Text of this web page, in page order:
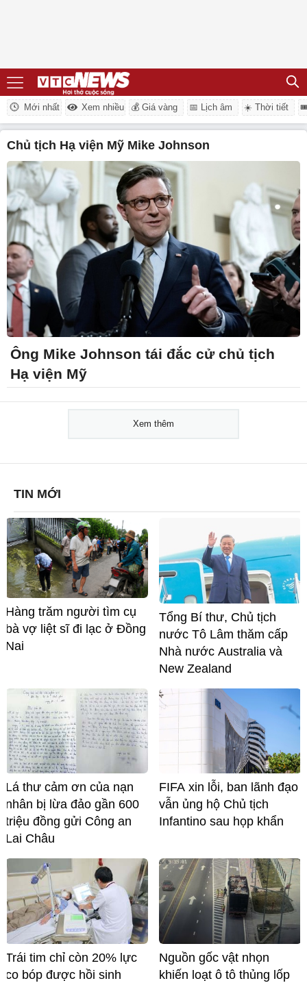
Mới nhất Xem nhiều 💰 Giá vàng 📅 Lịch âm ☀️ Thời tiết
Chủ tịch Hạ viện Mỹ Mike Johnson
Ông Mike Johnson tái đắc cử chủ tịch
Hạ viện Mỹ
Xem thêm
TIN MỚI
Hàng trăm người tìm cụ
bà vợ liệt sĩ đi lạc ở Đồng
Nai
Tổng Bí thư, Chủ tịch
nước Tô Lâm thăm cấp
Nhà nước Australia và
New Zealand
Lá thư cảm ơn của nạn
nhân bị lừa đảo gần 600
triệu đồng gửi Công an
Lai Châu
FIFA xin lỗi, ban lãnh đạo
vẫn ủng hộ Chủ tịch
Infantino sau họp khẩn
Trái tim chỉ còn 20% lực
co bóp được hồi sinh
Nguồn gốc vật nhọn
khiến loạt ô tô thủng lốp